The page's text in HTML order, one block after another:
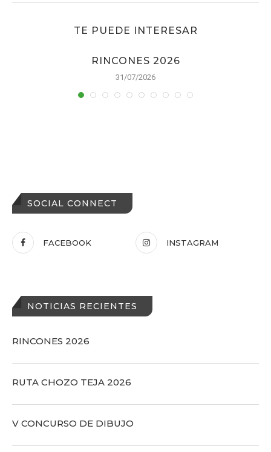
TE PUEDE INTERESAR
RINCONES 2026
31/07/2026
SOCIAL CONNECT
FACEBOOK INSTAGRAM
NOTICIAS RECIENTES
RINCONES 2026
RUTA CHOZO TEJA 2026
V CONCURSO DE DIBUJO